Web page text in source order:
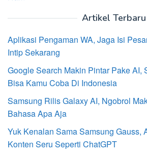
Artikel Terbaru
Aplikasi Pengaman WA, Jaga Isi
Intip Sekarang
Google Search Makin Pintar Pake AI,
Bisa Kamu Coba Di Indonesia
Samsung Rilis Galaxy AI, Ngobrol
Bahasa Apa Aja
Yuk Kenalan Sama Samsung Gauss,
Konten Seru Seperti ChatGPT